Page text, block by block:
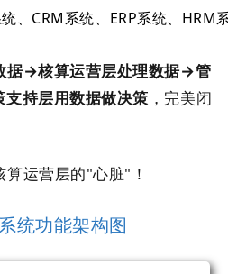
、CRM系统、ERP系统、
据→核算运营层处理数据→管
持层用数据做决策 ，完美闭
运营层的"心脏"！
统功能架构图